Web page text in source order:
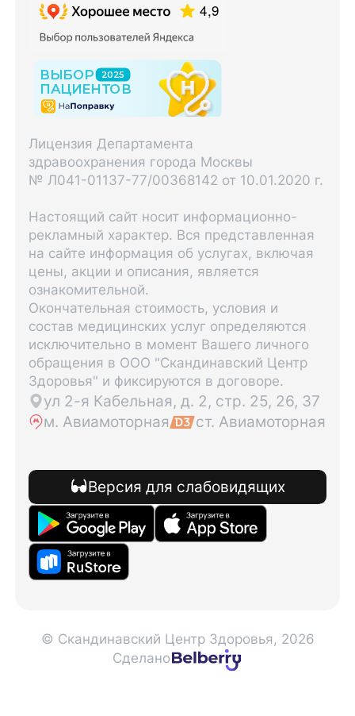
Лицензия Департамента
здравоохранения города Москвы
№ Л041-01137-77/00368142 от 10.01.2020 г.
Настоящий сайт носит информационно-
рекламный характер. Вся представленная
на сайте информация об услугах, включая
цены, акции и описания, является
ознакомительной.
Окончательная стоимость, условия и
состав медицинских услуг определяются
исключительно в момент Вашего личного
обращения в ООО "Скандинавский Центр
Здоровья" и фиксируются в договоре.
ул 2-я Кабельная, д. 2, стр. 25, 26, 37
м. Авиамоторная
ст. Авиамоторная
Версия для слабовидящих
© Скандинавский Центр Здоровья, 2026
Сделано